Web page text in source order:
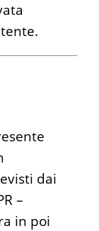
dai
–
in poi